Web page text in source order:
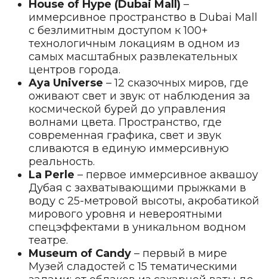
House of Hype (Dubai Mall) –
иммерсивное пространство в Dubai Mall
с безлимитным доступом к 100+
технологичным локациям в одном из
самых масштабных развлекательных
центров города.
Aya Universe – 12 сказочных миров, где
оживают свет и звук: от наблюдения за
космической бурей до управления
волнами цвета. Пространство, где
современная графика, свет и звук
сливаются в единую иммерсивную
реальность.
La Perle – первое иммерсивное аквашоу
Дубая с захватывающими прыжками в
воду с 25-метровой высоты, акробатикой
мирового уровня и невероятными
спецэффектами в уникальном водном
театре.
Museum of Candy– первый в мире
Музей сладостей с 15 тематическими